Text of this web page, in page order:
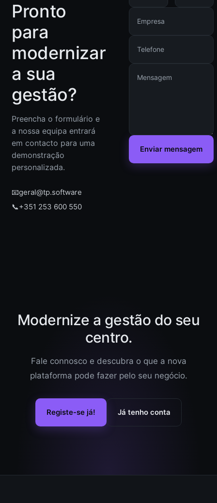
Pronto
para
modernizar
a sua
gestão?
Preencha o formulário e
a nossa equipa entrará
em contacto para uma
demonstração
personalizada.
📧geral@tp.software
📞+351 253 600 550
Enviar mensagem
Modernize a gestão do seu
centro.
Fale connosco e descubra o que a nova
plataforma pode fazer pelo seu negócio.
Registe-se já! Já tenho conta